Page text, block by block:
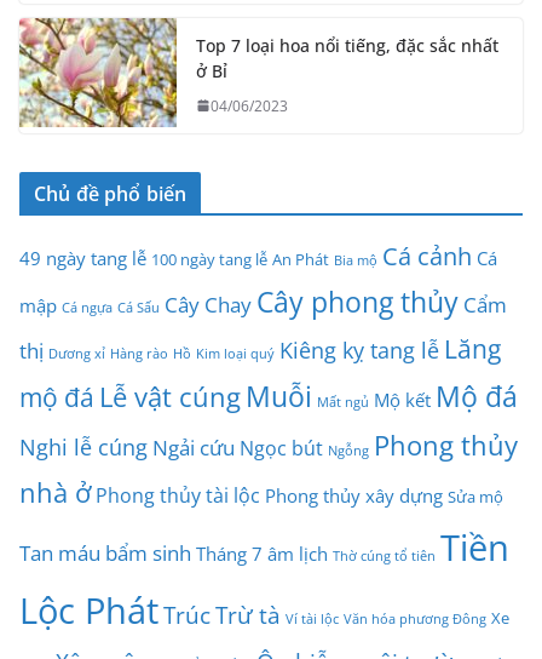
Top 7 loại hoa nổi tiếng, đặc sắc nhất
ở Bỉ
04/06/2023
Chủ đề phổ biến
49 ngày tang lễ 100 ngày tang lễ An Phát Bia mộ Cá cảnh Cá
mập Cá ngựa Cá Sấu Cây Chay Cây phong thủy Cẩm
thị Dương xỉ Hàng rào Hồ Kim loại quý Kiêng kỵ tang lễ Lăng
mộ đá Lễ vật cúng Muỗi Mất ngủ Mộ kết Mộ đá
Nghi lễ cúng Ngải cứu Ngọc bút Ngỗng Phong thủy
nhà ở Phong thủy tài lộc Phong thủy xây dựng Sửa mộ
Tan máu bẩm sinh Tháng 7 âm lịch Thờ cúng tổ tiên Tiền
Lộc PhátTrúcTrừ tà Ví tài lộc Văn hóa phương Đông Xe